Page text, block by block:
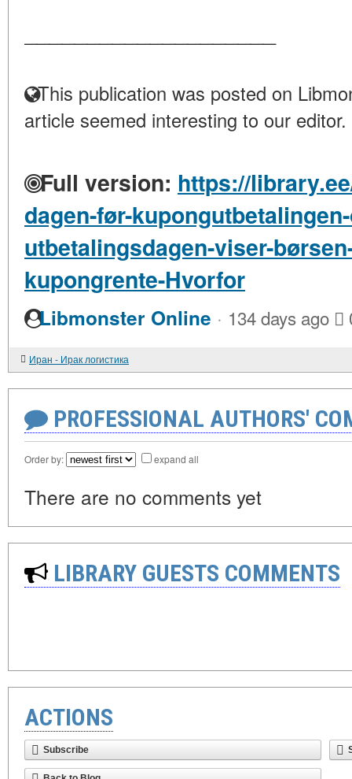
This publication was posted on
article seemed interesting to our editor.
Full version: https://
dagen-før-
utbetalingsdagen-viser-
kupongrente-Hvorfor
Libmonster Online · 134 days ago
Иран - Ирак логистика
PROFESSIONAL AUTHORS'
Order by: expand all
There are no comments yet
LIBRARY GUESTS COMMENTS
ACTIONS
Subscribe